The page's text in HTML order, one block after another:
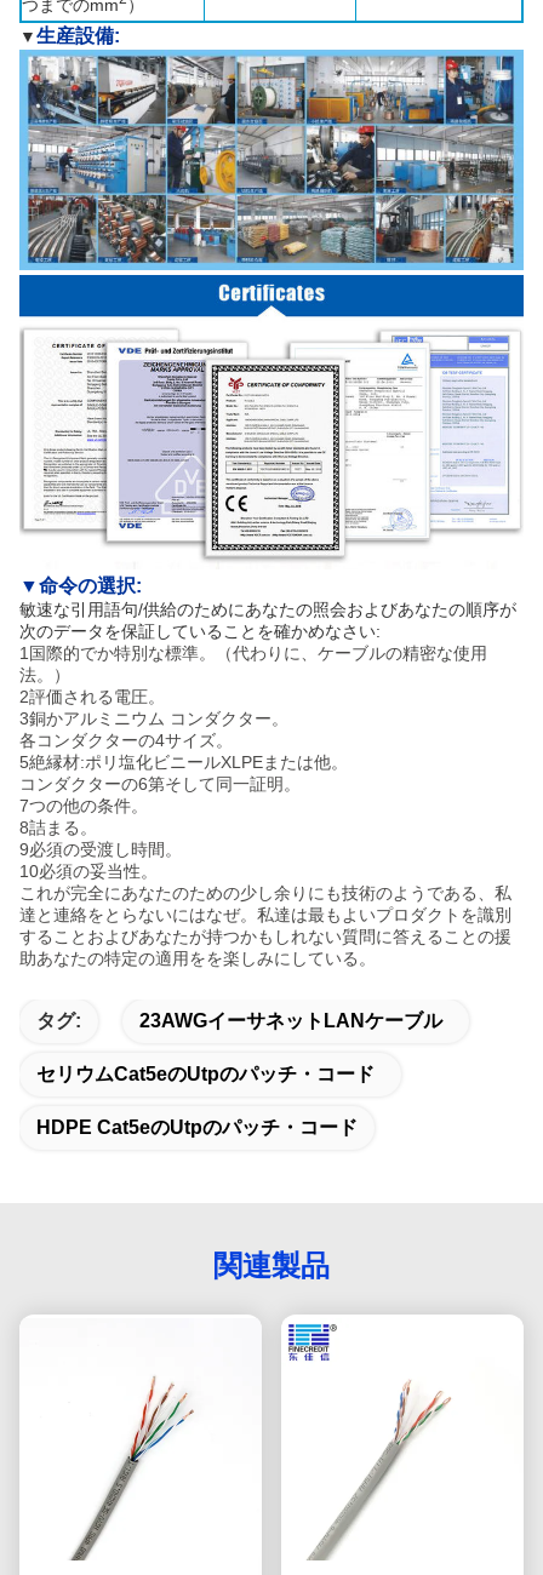
つまでのmm
）
▼生産設備:
▼命令の選択:
敏速な引用語句/供給のためにあなたの照会およびあなたの順序が
次のデータを保証していることを確かめなさい:
1国際的でか特別な標準。（代わりに、ケーブルの精密な使用
法。）
2評価される電圧。
3銅かアルミニウム コンダクター。
各コンダクターの4サイズ。
5絶縁材:ポリ塩化ビニールXLPEまたは他。
コンダクターの6第そして同一証明。
7つの他の条件。
8詰まる。
9必須の受渡し時間。
10必須の妥当性。
これが完全にあなたのための少し余りにも技術のようである、私
達と連絡をとらないにはなぜ。私達は最もよいプロダクトを識別
することおよびあなたが持つかもしれない質問に答えることの援
助あなたの特定の適用をを楽しみにしている。
タグ: 23AWGイーサネットLANケーブル
セリウムcat5eのutpのパッチ・コード
HDPE Cat5eのutpのパッチ・コード
関連製品